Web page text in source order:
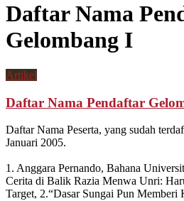
Daftar Nama
Gelombang I
Artikel
Daftar Nama Pendaftar
Daftar Nama Peserta, yang sudah
Januari 2005.
1. Anggara Pernando, Bahana
Cerita di Balik Razia Menwa Unri:
Target, 2.“Dasar Sungai Pun